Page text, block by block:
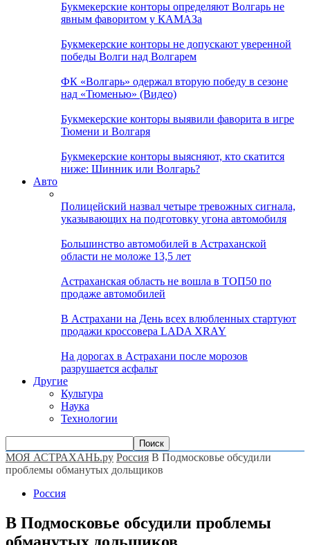
Букмекерские конторы определяют Волгарь не
явным фаворитом у КАМАЗа
Букмекерские конторы не допускают уверенной
победы Волги над Волгарем
ФК «Волгарь» одержал вторую победу в сезоне
над «Тюменью» (Видео)
Букмекерские конторы выявили фаворита в игре
Тюмени и Волгаря
Букмекерские конторы выясняют, кто скатится
ниже: Шинник или Волгарь?
Авто
Полицейский назвал четыре тревожных сигнала,
указывающих на подготовку угона автомобиля
Большинство автомобилей в Астраханской
области не моложе 13,5 лет
Астраханская область не вошла в ТОП50 по
продаже автомобилей
В Астрахани на День всех влюбленных стартуют
продажи кроссовера LADA XRAY
На дорогах в Астрахани после морозов
разрушается асфальт
Другие
Культура
Наука
Технологии
МОЯ АСТРАХАНЬ.ру Россия В Подмосковье обсудили
проблемы обманутых дольщиков
Россия
В Подмосковье обсудили проблемы